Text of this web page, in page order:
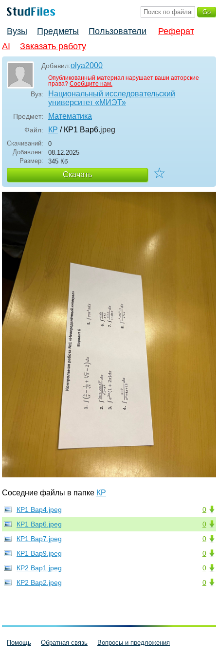
Вузы Предметы Пользователи
Реферат
AI
Заказать работу
Добавил:olya2000
Опубликованный материал нарушает ваши авторские
права? Сообщите нам.
Вуз:
Национальный исследовательский
университет «МИЭТ»
Предмет: Математика
Файл: КР / КР1 Вар6.jpeg
Скачиваний:
0
Добавлен:
08.12.2025
Размер:
345 Кб
Скачать ☆
Соседние файлы в папке КР
0
КР1 Вар4.jpeg
0
КР1 Вар6.jpeg
0
КР1 Вар7.jpeg
0
КР1 Вар9.jpeg
0
КР2 Вар1.jpeg
0
КР2 Вар2.jpeg
Помощь Обратная связь Вопросы и предложения